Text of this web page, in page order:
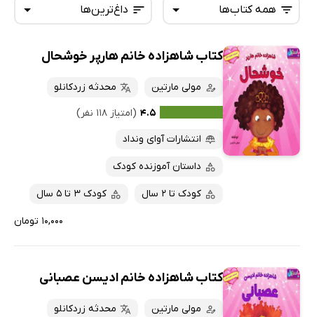
داغ‌ترین‌ها
تازه‌ها
داغ‌ترین‌ها
پرفروش‌ها
پربحث‌ها
ارزان ترین‌ها
همه کتاب‌ها
همه کتاب‌ها
کتاب‌های صوتی
کتاب‌های متنی
کتاب شاهزاده خانم هارپر خوشحال
مولی مارتین
محدثه زردکانلو
۴.۵ (امتیاز ۱۱۸ نفر)
انتشارات آوای ونداد
داستان آموزنده کودک
کودک تا 2 سال کودک 3 تا 5 سال
۱۰,۰۰۰ تومان
کتاب شاهزاده خانم ادیسن عصبانی
مولی مارتین
محدثه زردکانلو